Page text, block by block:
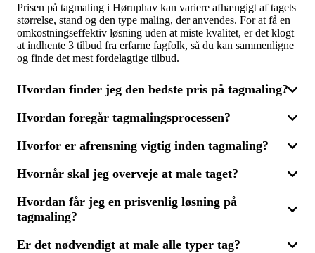
Prisen på tagmaling i Høruphav kan variere afhængigt af tagets
størrelse, stand og den type maling, der anvendes. For at få en
omkostningseffektiv løsning uden at miste kvalitet, er det klogt
at indhente 3 tilbud fra erfarne fagfolk, så du kan sammenligne
og finde det mest fordelagtige tilbud.
Hvordan finder jeg den bedste pris på tagmaling?
For at opnå den bedste pris på tagmaling i Høruphav bør du
kan du sammenligne priser, materialer og erfaring, så du vælger
Husk, at den billigste løsning ikke altid er den bedste – god
rengøring og maling er også afgørende.
Hvordan foregår tagmalingsprocessen?
Tagmalingsprocessen begynder ofte med en grundig rengøring
malingshæftning. Derefter påføres malingen i flere lag for en
forskellige fagfolk kan hjælpe dig med at få det bedste resultat
til den mest rimelige pris.
Hvorfor er afrensning vigtig inden tagmaling?
Afrensning er afgørende inden tagmaling, da det gør taget klart
ikke hæfte ordentligt og resultatet holder ikke i længden. Vælg
en leverandør, som tilbyder en komplet løsning med både
pris og kvalitet.
Hvornår skal jeg overveje at male taget?
Overvej at male taget, hvis du opdager, at farven er falmet, eller
hvis der er tegn på revner eller afskalling. Tagmaling kan
tilbud fra lokale eksperter i Høruphav for at finde den løsning,
Hvordan får jeg en prisvenlig løsning på
tagmaling?
For at sikre en prisvenlig tagmalingsløsning, bør du indhente
Er det nødvendigt at male alle typer tag?